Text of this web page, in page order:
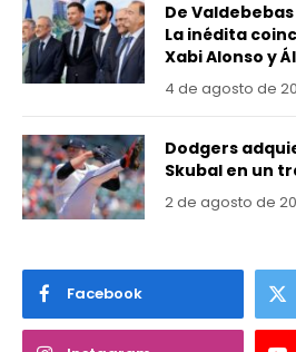
De
La inédita
Xabi Alonso y
4 de agosto de
Dodgers
Skubal en un
2 de agosto de
Facebook